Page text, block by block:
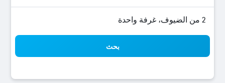
2 من الضيوف، غرفة واحدة
بحث